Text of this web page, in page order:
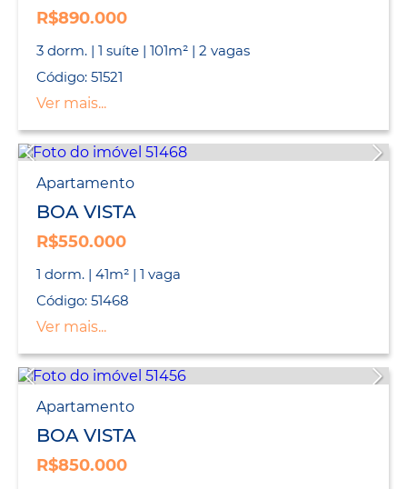
R$890.000
3 dorm. | 1 suíte | 101m² | 2 vagas
Código: 51521
Ver mais...
Apartamento
BOA VISTA
R$550.000
1 dorm. | 41m² | 1 vaga
Código: 51468
Ver mais...
Apartamento
BOA VISTA
R$850.000